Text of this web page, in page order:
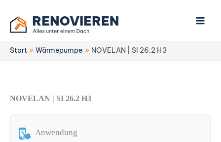
Inhalt
springen
Start Wärmepumpe NOVELAN | SI 26.2 H3
NOVELAN | SI 26.2 H3
Anwendung